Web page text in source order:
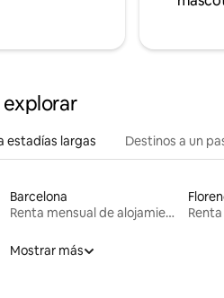
estadías largas Destinos a un
Barcelona
Renta mensual de alojamientos
Mostrar más